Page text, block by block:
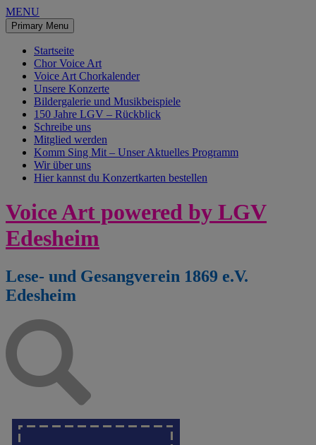
MENU
Primary Menu
Startseite
Chor Voice Art
Voice Art Chorkalender
Unsere Konzerte
Bildergalerie und Musikbeispiele
150 Jahre LGV – Rückblick
Schreibe uns
Mitglied werden
Komm Sing Mit – Unser Aktuelles Programm
Wir über uns
Hier kannst du Konzertkarten bestellen
Skip
to
content
Voice Art powered by LGV
Edesheim
Lese- und Gesangverein 1869 e.V.
Edesheim